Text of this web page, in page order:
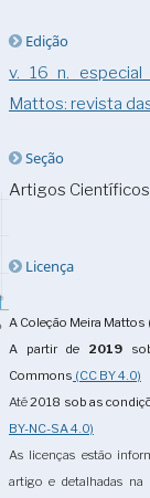
Edição
v. 16 n. especial
Mattos: revista
Seção
Artigos Científicos
Licença
A Coleção Meira Mattos
A partir de 2019
Commons (CC BY 4.0)
Até2018 sob as
BY-NC-SA 4.0)
As licenças estão
artigo e detalhadas